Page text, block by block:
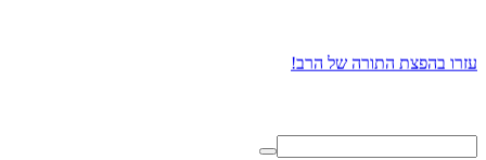
עזרו בהפצת התורה של הרב!